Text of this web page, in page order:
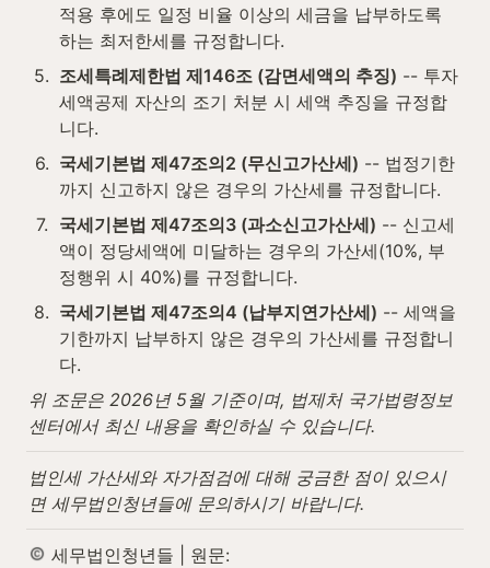
적용 후에도 일정 비율 이상의 세금을 납부하도록
하는 최저한세를 규정합니다.
5. 조세특례제한법 제146조 (감면세액의 추징) -- 투자
세액공제 자산의 조기 처분 시 세액 추징을 규정합
니다.
6. 국세기본법 제47조의2 (무신고가산세) -- 법정기한
까지 신고하지 않은 경우의 가산세를 규정합니다.
7. 국세기본법 제47조의3 (과소신고가산세) -- 신고세
액이 정당세액에 미달하는 경우의 가산세(10%, 부
정행위 시 40%)를 규정합니다.
8. 국세기본법 제47조의4 (납부지연가산세) -- 세액을
기한까지 납부하지 않은 경우의 가산세를 규정합니
다.
위 조문은 2026년 5월 기준이며, 법제처 국가법령정보
센터에서 최신 내용을 확인하실 수 있습니다.
법인세 가산세와 자가점검에 대해 궁금한 점이 있으시
면 세무법인청년들에 문의하시기 바랍니다.